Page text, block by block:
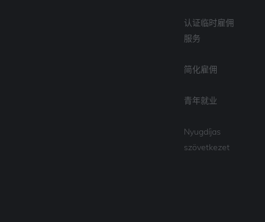
认证临时雇佣
服务
简化雇佣
青年就业
Nyugdíjas
szövetkezet